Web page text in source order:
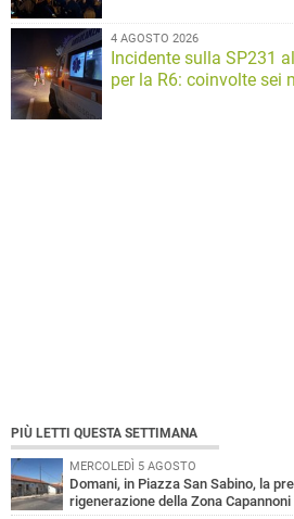
4 AGOSTO 2026
Incidente sulla SP231
per la R6: coinvolte sei
PIÙ LETTI QUESTA SETTIMANA
MERCOLEDÌ 5 AGOSTO
Domani, in Piazza San Sabino, la
rigenerazione della Zona Capannoni